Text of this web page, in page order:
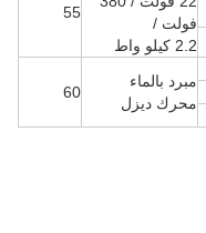
فولت /
2.2 كيلو واط
55
مبرد بالماء
محرك ديزل
60